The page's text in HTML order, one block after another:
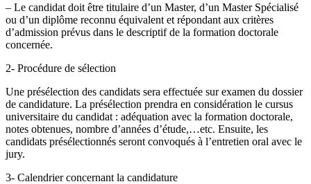
– Le candidat doit être titulaire d’un Master, d’un Master Spécialisé
ou d’un diplôme reconnu équivalent et répondant aux critères
d’admission prévus dans le descriptif de la formation doctorale
concernée.
2- Procédure de sélection
Une présélection des candidats sera effectuée sur examen du dossier
de candidature. La présélection prendra en considération le cursus
universitaire du candidat : adéquation avec la formation doctorale,
notes obtenues, nombre d’années d’étude,…etc. Ensuite, les
candidats présélectionnés seront convoqués à l’entretien oral avec le
jury.
3- Calendrier concernant la candidature